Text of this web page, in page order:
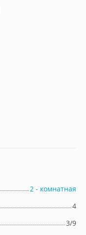
2 - комнатная
4
3/9